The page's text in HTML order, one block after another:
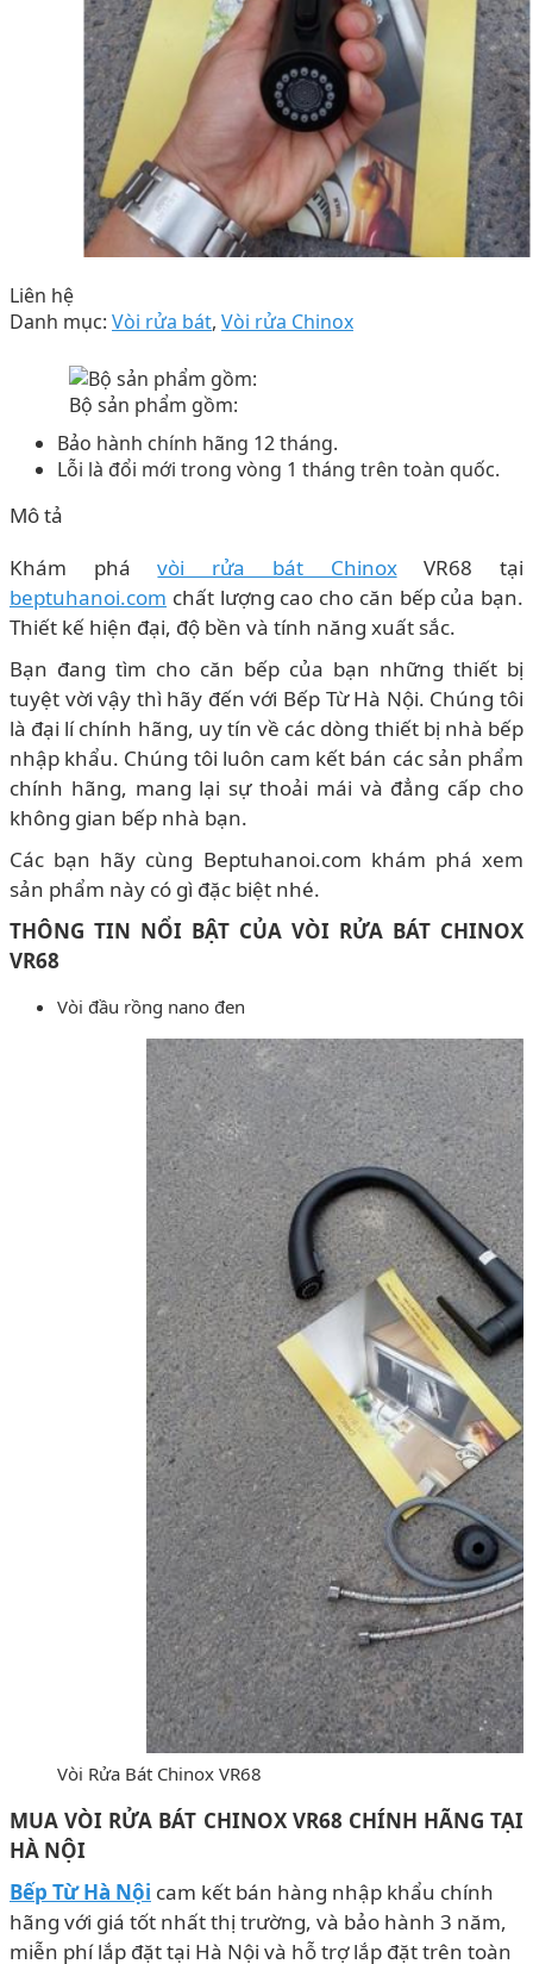
Liên hệ
Danh mục: Vòi rửa bát, Vòi rửa Chinox
Bộ sản phẩm gồm:
Bảo hành chính hãng 12 tháng.
Lỗi là đổi mới trong vòng 1 tháng trên toàn quốc.
Mô tả
Khám phávòi rửa bát ChinoxVR68 tại
beptuhanoi.com chất lượng cao cho căn bếp của bạn.
Thiết kế hiện đại, độ bền và tính năng xuất sắc.
Bạn đang tìm cho căn bếp của bạn những thiết bị
tuyệt vời vậy thì hãy đến với Bếp Từ Hà Nội. Chúng tôi
là đại lí chính hãng, uy tín về các dòng thiết bị nhà bếp
nhập khẩu. Chúng tôi luôn cam kết bán các sản phẩm
chính hãng, mang lại sự thoải mái và đẳng cấp cho
không gian bếp nhà bạn.
Các bạn hãy cùng Beptuhanoi.com khám phá xem
sản phẩm này có gì đặc biệt nhé.
THÔNG TIN NỔI BẬT CỦA VÒI RỬA BÁT CHINOX
VR68
Vòi đầu rồng nano đen
Vòi Rửa Bát Chinox VR68
MUA VÒI RỬA BÁT CHINOX VR68 CHÍNH HÃNG TẠI
HÀ NỘI
Bếp Từ Hà Nội cam kết bán hàng nhập khẩu chính
hãng với giá tốt nhất thị trường, và bảo hành 3 năm,
miễn phí lắp đặt tại Hà Nội và hỗ trợ lắp đặt trên toàn